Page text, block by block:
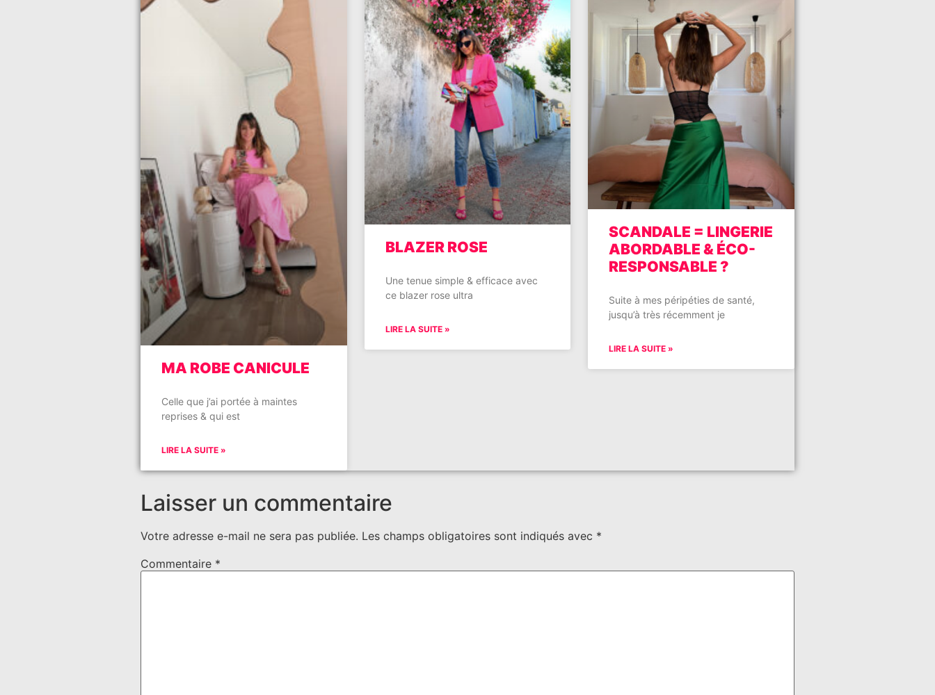
MA ROBE CANICULE
Celle que j’ai portée à maintes
reprises & qui est
LIRE LA SUITE »
BLAZER ROSE
Une tenue simple & efficace avec
ce blazer rose ultra
LIRE LA SUITE »
SCANDALE = LINGERIE
ABORDABLE & ÉCO-
RESPONSABLE ?
Suite à mes péripéties de santé,
jusqu’à très récemment je
LIRE LA SUITE »
Laisser un commentaire
Votre adresse e-mail ne sera pas publiée. Les champs obligatoires sont indiqués avec *
Commentaire *